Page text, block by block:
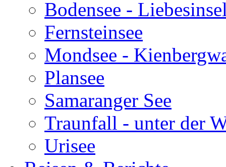
Bodensee -
Fernsteinsee
Mondsee -
Plansee
Samaranger See
Traunfall - unter der
Urisee